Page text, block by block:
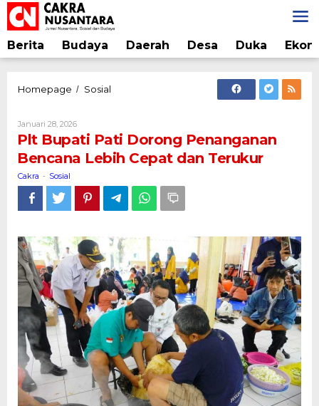
Lewati
ke
konten
Berita Budaya Daerah Desa Duka
Homepage / Sosial
Dorong
Penanganan
Bencana
Cepat
dan
Januari 28, 2026Oleh
Cakra
Plt Bupati Pati Dorong Penanganan
Bencana Lebih Cepat dan Terukur
Cakra - Sosial